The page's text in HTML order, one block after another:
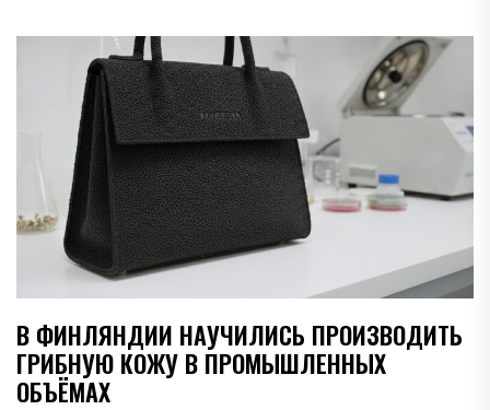
В ФИНЛЯНДИИ НАУЧИЛИСЬ ПРОИЗВОДИТЬ
ГРИБНУЮ КОЖУ В ПРОМЫШЛЕННЫХ
ОБЪЁМАХ